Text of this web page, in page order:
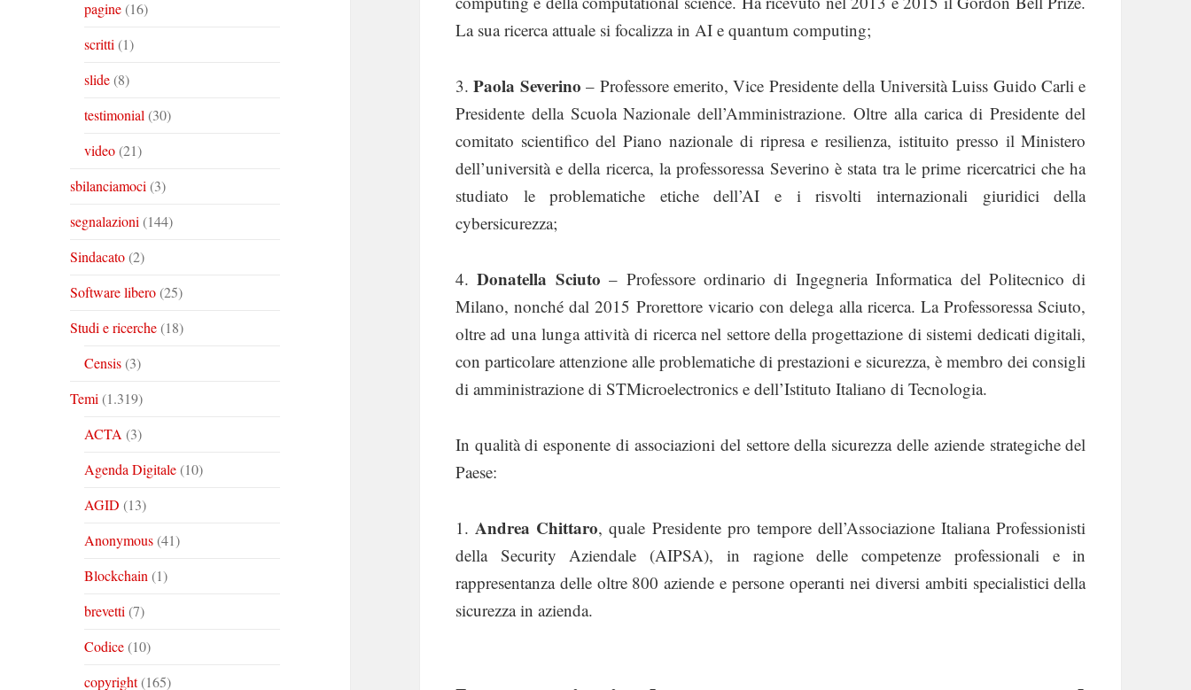
pagine(16)
scritti (1)
slide(8)
testimonial (30)
video(21)
sbilanciamoci (3)
segnalazioni (144)
Sindacato(2)
Software libero(25)
Studi e ricerche(18)
Censis(3)
Temi (1.319)
ACTA (3)
Agenda Digitale(10)
AGID (13)
Anonymous(41)
Blockchain (1)
brevetti (7)
Codice(10)
copyright(165)
La sua ricerca attuale si focalizza in AI e quantum computing;
3.Paola Severino– Professore emerito, Vice Presidente della Università Luiss Guido Carli e
Presidente della Scuola Nazionale dell’Amministrazione. Oltre alla carica di Presidente del
comitato scientifico del Piano nazionale di ripresa e resilienza, istituito presso il Ministero
dell’università e della ricerca, la professoressa Severino è stata tra le prime ricercatrici che ha
studiato le problematiche etiche dell’AI e i risvolti internazionali giuridici della
cybersicurezza;
4.Donatella Sciuto– Professore ordinario di Ingegneria Informatica del Politecnico di
Milano, nonché dal 2015 Prorettore vicario con delega alla ricerca. La Professoressa Sciuto,
oltre ad una lunga attività di ricerca nel settore della progettazione di sistemi dedicati digitali,
con particolare attenzione alle problematiche di prestazioni e sicurezza, è membro dei consigli
di amministrazione di STMicroelectronics e dell’Istituto Italiano di Tecnologia.
In qualità di esponente di associazioni del settore della sicurezza delle aziende strategiche del
Paese:
1.Andrea Chittaro, quale Presidente pro tempore dell’Associazione Italiana Professionisti
della Security Aziendale (AIPSA), in ragione delle competenze professionali e in
rappresentanza delle oltre 800 aziende e persone operanti nei diversi ambiti specialistici della
sicurezza in azienda.